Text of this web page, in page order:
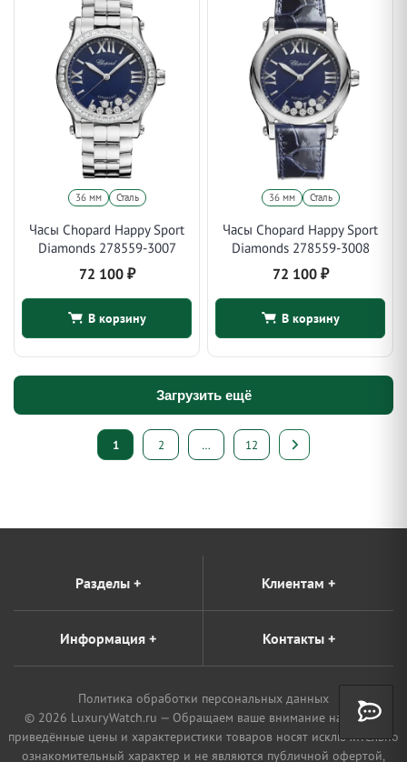
36 мм Сталь
Часы Chopard Happy Sport
Diamonds 278559-3007
72 100 ₽
В корзину
36 мм Сталь
Часы Chopard Happy Sport
Diamonds 278559-3008
72 100 ₽
В корзину
Загрузить ещё
Пагинация
1 2 … 12
Разделы + Клиентам +
Информация + Контакты+
Политика обработки персональных данных
© 2026 LuxuryWatch.ru — Обращаем ваше внимание на то, что
приведённые цены и характеристики товаров носят исключительно
ознакомительный характер и не являются публичной офертой,